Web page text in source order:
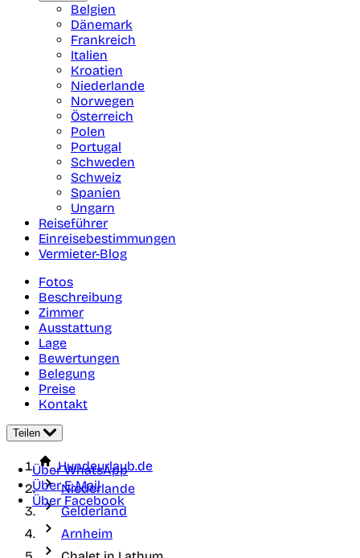
Belgien
Dänemark
Frankreich
Italien
Kroatien
Niederlande
Norwegen
Österreich
Polen
Portugal
Schweden
Schweiz
Spanien
Ungarn
Reiseführer
Einreisebestimmungen
Vermieter-Blog
Fotos
Beschreibung
Zimmer
Ausstattung
Lage
Bewertungen
Belegung
Preise
Kontakt
Teilen
Über WhatsApp
Über E-Mail
Über Facebook
Hundeurlaub.de
Niederlande
Gelderland
Arnheim